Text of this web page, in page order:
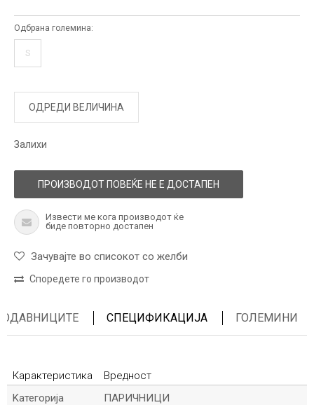
Одбрана големина:
S
ОДРЕДИ ВЕЛИЧИНА
Залихи
ПРОИЗВОДОТ ПОВЕЌЕ НЕ Е ДОСТАПЕН
Извести ме кога производот ќе
биде повторно достапен
Зачувајте во списокот со желби
Споредете го производот
СПЕЦИФИКАЦИЈА ГОЛЕМИНИ
Карактеристика
Вредност
Kатегорија
ПАРИЧНИЦИ